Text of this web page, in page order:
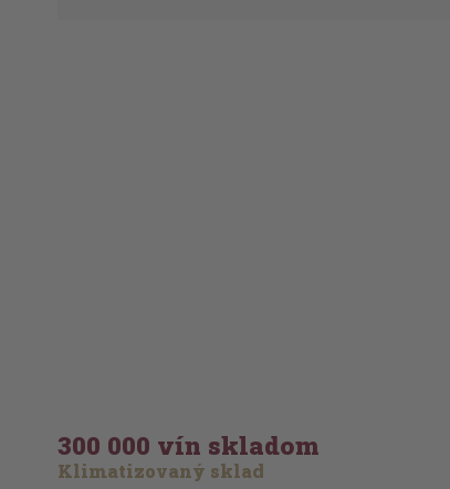
300 000 vín skladom
Klimatizovaný sklad